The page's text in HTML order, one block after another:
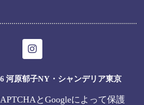
I
n
t
a
g
河原郁子NY・シャンデリア東京
とGoogleによって保護